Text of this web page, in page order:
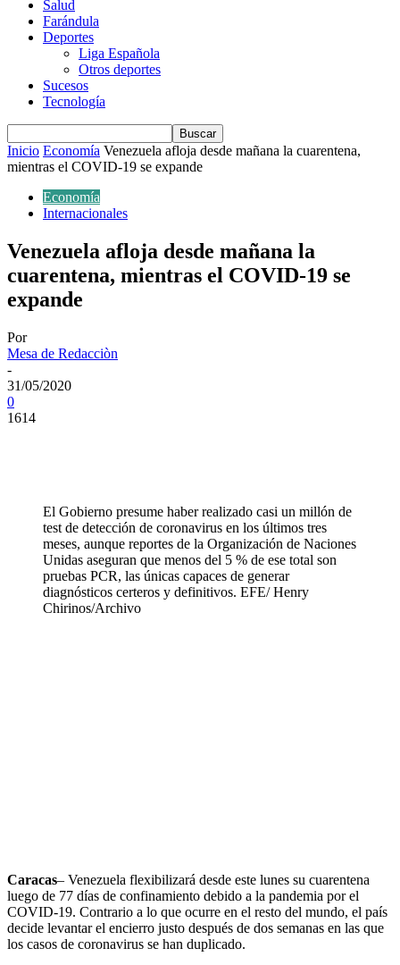
Salud
Farándula
Deportes
Liga Española
Otros deportes
Sucesos
Tecnología
Inicio Economía Venezuela afloja desde mañana la cuarentena,
mientras el COVID-19 se expande
Economía
Internacionales
Venezuela afloja desde mañana la
cuarentena, mientras el COVID-19 se
expande
Por
Mesa de Redacciòn
-
31/05/2020
0
1614
El Gobierno presume haber realizado casi un millón de
test de detección de coronavirus en los últimos tres
meses, aunque reportes de la Organización de Naciones
Unidas aseguran que menos del 5 % de ese total son
pruebas PCR, las únicas capaces de generar
diagnósticos certeros y definitivos. EFE/ Henry
Chirinos/Archivo
Caracas– Venezuela flexibilizará desde este lunes su cuarentena
luego de 77 días de confinamiento debido a la pandemia por el
COVID-19. Contrario a lo que ocurre en el resto del mundo, el país
decide levantar el encierro justo después de dos semanas en las que
los casos de coronavirus se han duplicado.